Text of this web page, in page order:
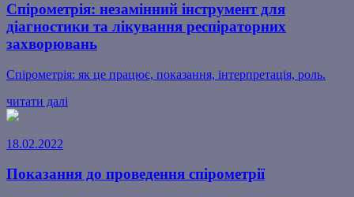
Спірометрія: незамінний інструмент для
діагностики та лікування респіраторних
захворювань
Спірометрія: як це працює, показання, інтерпретація, роль.
читати далі
18.02.2022
Показання до проведення спірометрії